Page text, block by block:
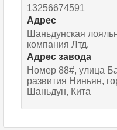
13256674591
Адрес
Шаньдунская
компания Лтд.
Адрес завода
Номер 88#, улица
развития Ниньян,
Шаньдун, Кита